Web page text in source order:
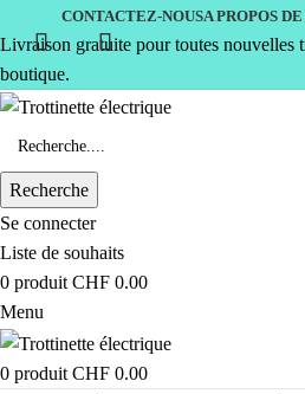
CONTACTEZ-NOUSA PROPOS
Livraison gratuite pour toutes nouvelles
boutique.
Recherche
Se connecter
Liste de souhaits
0 produit CHF 0.00
Menu
0 produit CHF 0.00